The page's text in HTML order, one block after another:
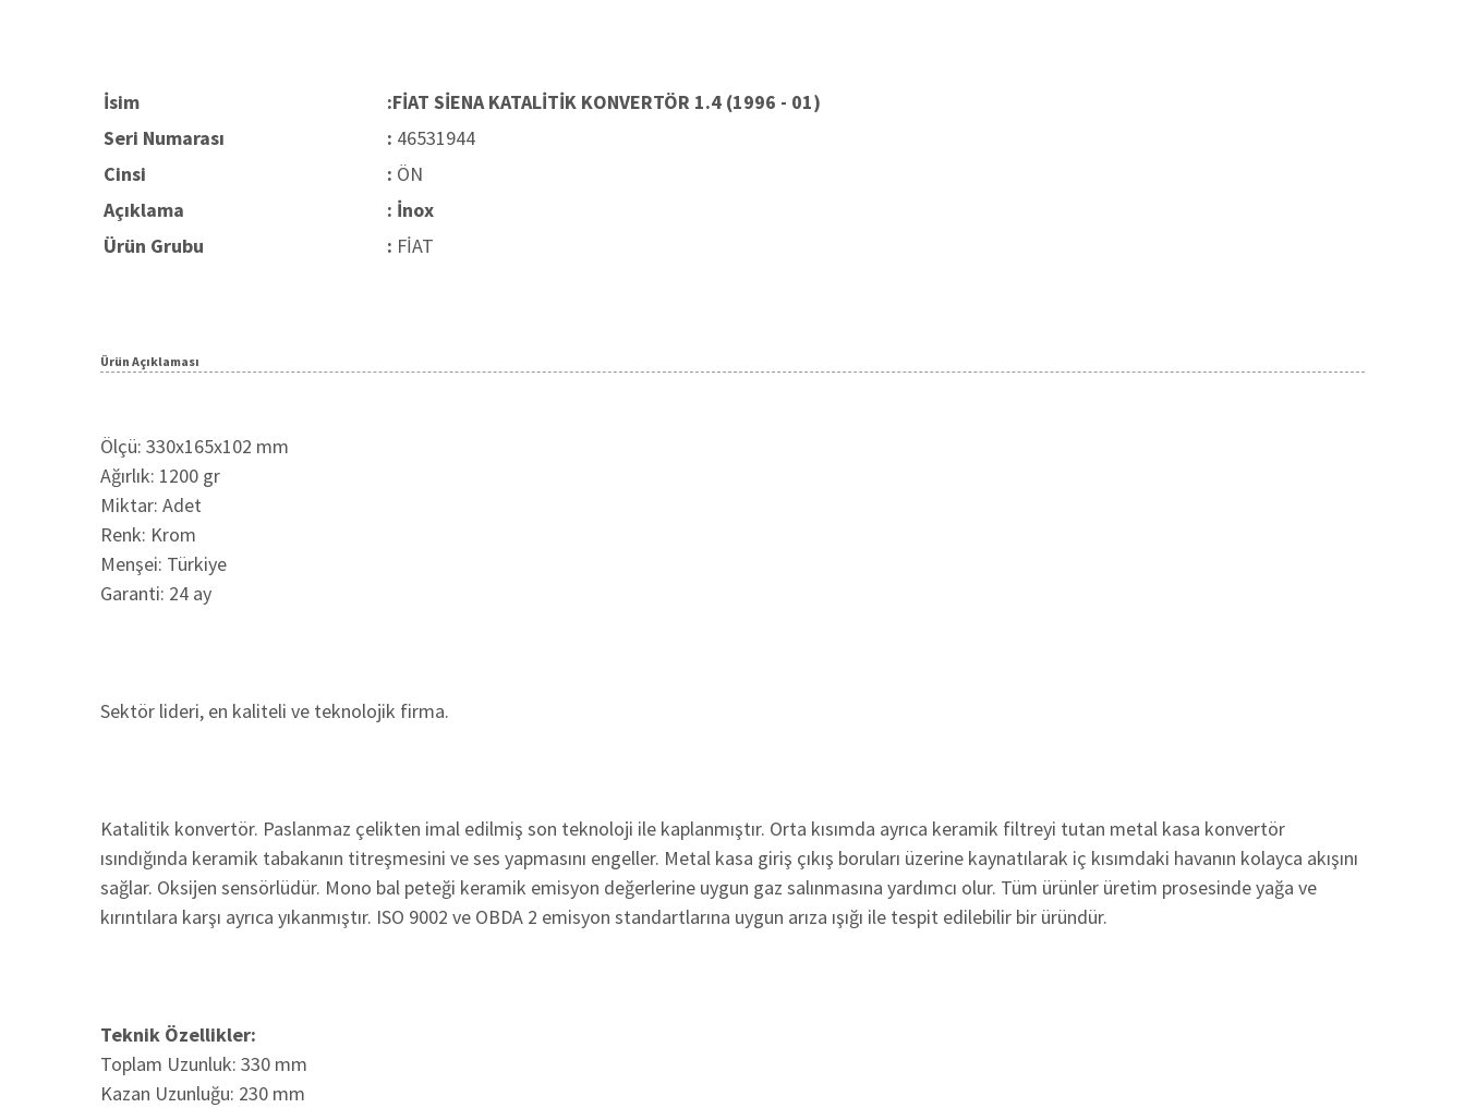
İsim
:FİAT SİENA KATALİTİK KONVERTÖR 1.4 (1996 - 01)
Seri Numarası
: 46531944
Cinsi
: ÖN
Açıklama
: İnox
Ürün Grubu
: FİAT
Ürün Açıklaması
Ölçü: 330x165x102 mm
Ağırlık: 1200 gr
Miktar: Adet
Renk: Krom
Menşei: Türkiye
Garanti: 24 ay
Sektör lideri, en kaliteli ve teknolojik firma.
Katalitik konvertör. Paslanmaz çelikten imal edilmiş son teknoloji ile kaplanmıştır. Orta kısımda ayrıca keramik filtreyi tutan metal kasa konvertör
ısındığında keramik tabakanın titreşmesini ve ses yapmasını engeller. Metal kasa giriş çıkış boruları üzerine kaynatılarak iç kısımdaki havanın kolayca akışını
sağlar. Oksijen sensörlüdür. Mono bal peteği keramik emisyon değerlerine uygun gaz salınmasına yardımcı olur. Tüm ürünler üretim prosesinde yağa ve
kırıntılara karşı ayrıca yıkanmıştır. ISO 9002 ve OBDA 2 emisyon standartlarına uygun arıza ışığı ile tespit edilebilir bir üründür.
Teknik Özellikler:
Toplam Uzunluk: 330 mm
Kazan Uzunluğu: 230 mm